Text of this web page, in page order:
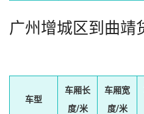
广州增城区到曲靖
车型
车厢长
度/米
车厢宽
度/米